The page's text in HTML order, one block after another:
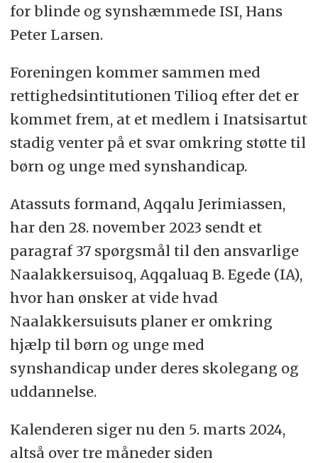
for blinde og synshæmmede ISI, Hans
Peter Larsen.
Foreningen kommer sammen med
rettighedsintitutionen Tilioq efter det er
kommet frem, at et medlem i Inatsisartut
stadig venter på et svar omkring støtte til
børn og unge med synshandicap.
Atassuts formand, Aqqalu Jerimiassen,
har den 28. november 2023 sendt et
paragraf 37 spørgsmål til den ansvarlige
Naalakkersuisoq, Aqqaluaq B. Egede (IA),
hvor han ønsker at vide hvad
Naalakkersuisuts planer er omkring
hjælp til børn og unge med
synshandicap under deres skolegang og
uddannelse.
Kalenderen siger nu den 5. marts 2024,
altså over tre måneder siden